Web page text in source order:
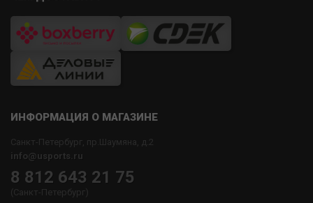
ИНФОРМАЦИЯ О МАГАЗИНЕ
Санкт-Петербург, пр.Шаумяна, д.2
info@usports.ru
8 812 643 21 75
(Санкт-Петербург)